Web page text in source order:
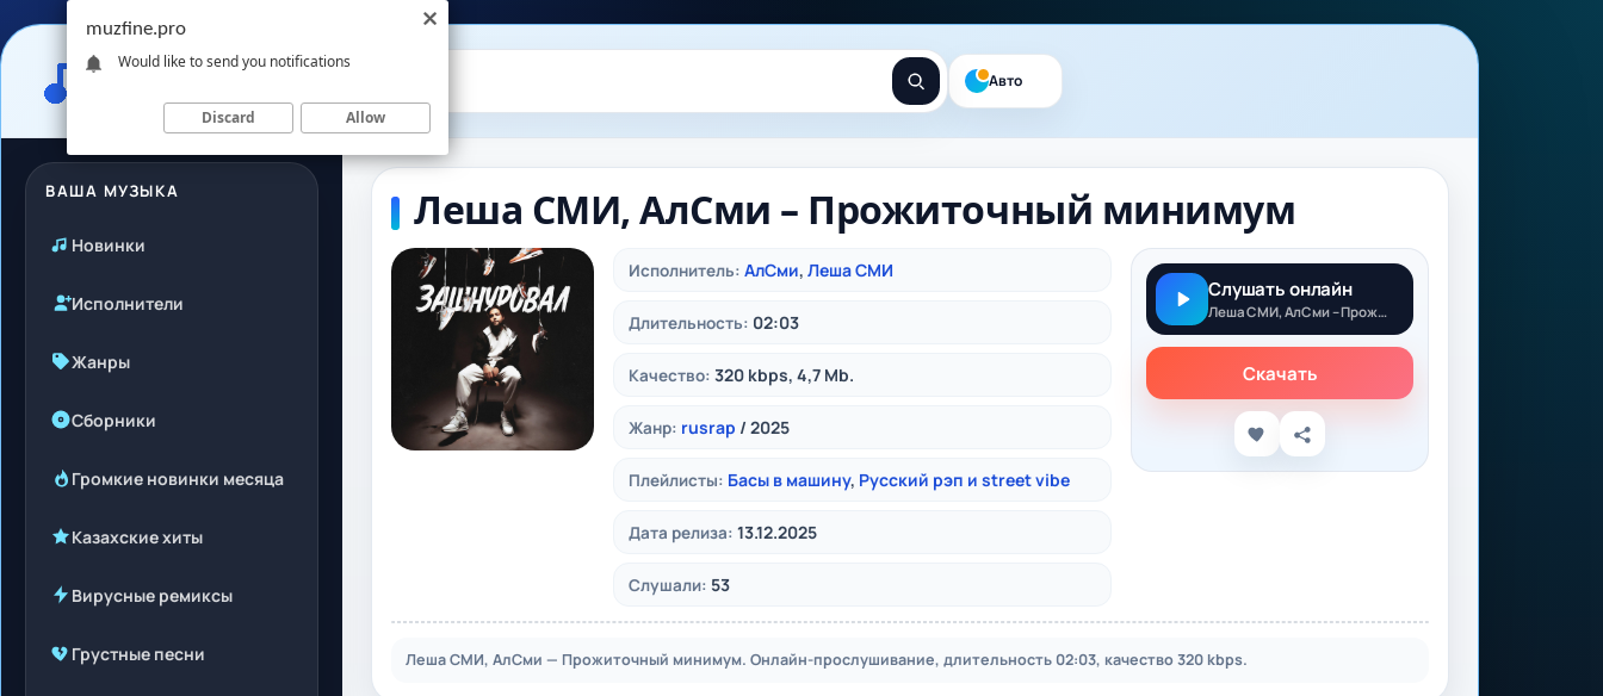
Авто
ВАША МУЗЫКА
Новинки
Исполнители
Жанры
Сборники
Громкие новинки месяца
Казахские хиты
Вирусные ремиксы
Грустные песни
Леша СМИ, АлСми – Прожиточный минимум
Исполнитель: АлСми, Леша СМИ
Длительность: 02:03
Качество: 320 kbps, 4,7 Mb.
Жанр: rusrap / 2025
Плейлисты: Басы в машину, Русский рэп и street vibe
Дата релиза: 13.12.2025
Слушали: 53
Слушать онлайн
Леша СМИ, АлСми – Прожиточный минимум
Скачать
Леша СМИ, АлСми — Прожиточный минимум. Онлайн-прослушивание, длительность 02:03, качество 320 kbps.
muzfine.pro
Would like to send you notifications
Discard Allow